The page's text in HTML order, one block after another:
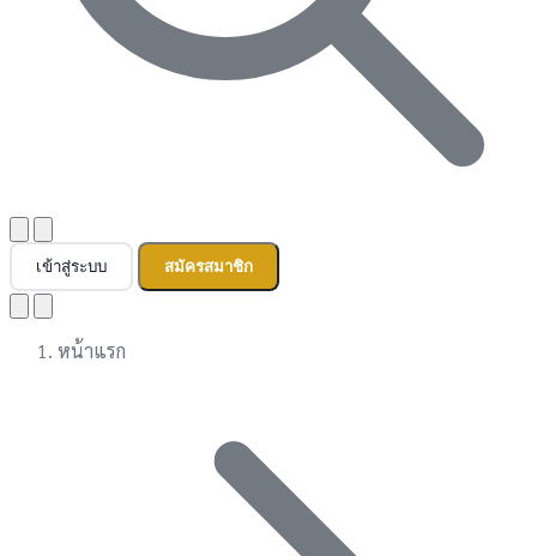
เข้าสู่ระบบ สมัครสมาชิก
หน้าแรก